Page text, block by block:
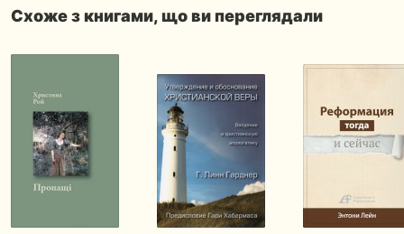
Схоже з книгами, що ви переглядали